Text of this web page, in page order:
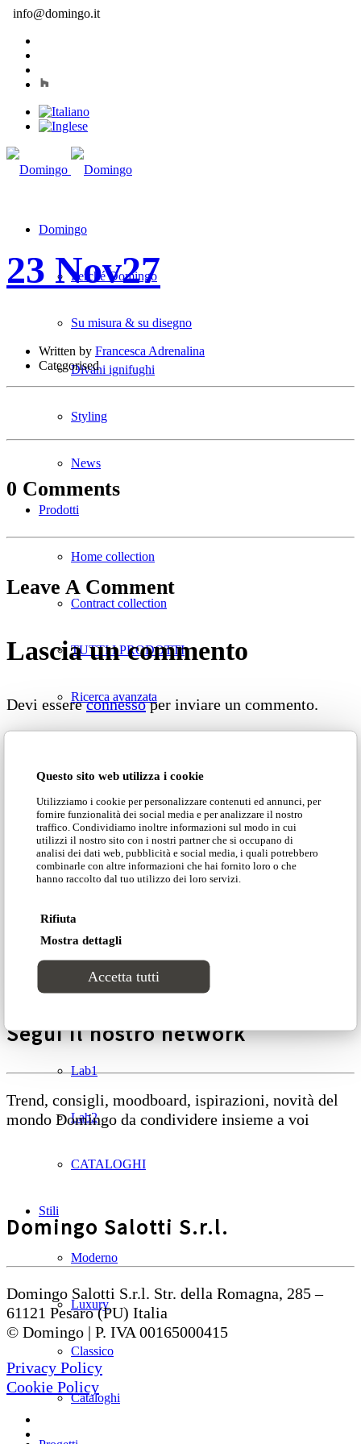
Questo sito web utilizza i cookie
Utilizziamo i cookie per personalizzare contenuti ed annunci, per
fornire funzionalità dei social media e per analizzare il nostro
traffico. Condividiamo inoltre informazioni sul modo in cui
utilizzi il nostro sito con i nostri partner che si occupano di
analisi dei dati web, pubblicità e social media, i quali potrebbero
combinarle con altre informazioni che hai fornito loro o che
hanno raccolto dal tuo utilizzo dei loro servizi.
Rifiuta
Mostra dettagli
Accetta tutti
info@domingo.it
Domingo
Perché Domingo
Su misura & su disegno
Divani ignifughi
Styling
News
Prodotti
Home collection
Contract collection
TUTTI I PRODOTTI
Ricerca avanzata
Groove
Tracks
Sweet dreams
Lab1
Lab2
CATALOGHI
Stili
Moderno
Luxury
Classico
Cataloghi
23 Nov27
Written by Francesca Adrenalina
Categorised
0 Comments
Leave A Comment
Lascia un commento
Devi essereconnessoper inviare un commento.
NEWS»
COLLEZIONI»
PROGETTI»
CATALOGHI»
CONTATTI»
Contributo a valere sul bando “Innovazione di
prodotto sostenibile e digitale”
Segui il nostro network
Trend, consigli, moodboard, ispirazioni, novità del
mondo Domingo da condividere insieme a voi
Domingo Salotti S.r.l.
Domingo Salotti S.r.l. Str. della Romagna, 285 –
61121 Pesaro (PU) Italia
© Domingo | P. IVA 00165000415
Privacy Policy
Cookie Policy